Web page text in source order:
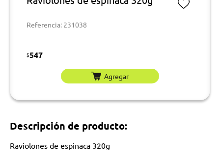
Referencia: 231038
$547
Agregar
Descripción de producto:
Raviolones de espinaca 320g